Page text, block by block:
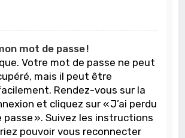
mot de passe !
Votre mot de passe ne peut
mais il peut être
Rendez-vous sur la
et cliquez sur « J’ai perdu
passe ». Suivez les instructions
pouvoir vous reconnecter